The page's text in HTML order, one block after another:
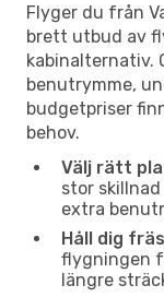
Flyger du från
brett utbud av
kabinalternativ.
benutrymme,
budgetpriser
behov.
Välj rätt
stor
extra
Håll dig
flygningen
längre